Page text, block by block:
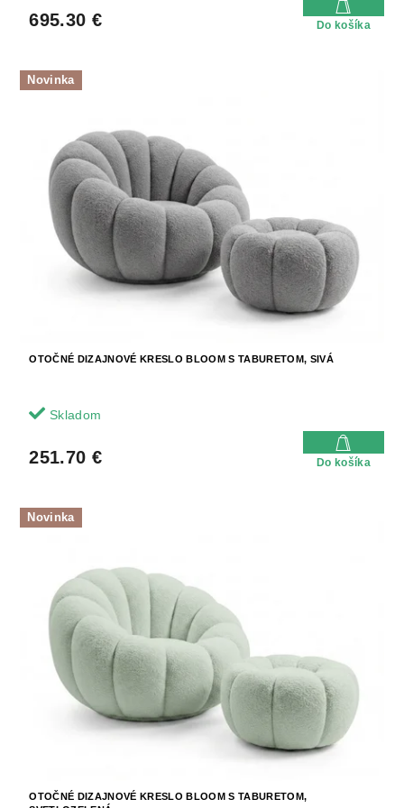
695.30 € Do košíka
Novinka
OTOČNÉ DIZAJNOVÉ KRESLO BLOOM S TABURETOM, SIVÁ
Skladom
251.70 € Do košíka
Novinka
OTOČNÉ DIZAJNOVÉ KRESLO BLOOM S TABURETOM,